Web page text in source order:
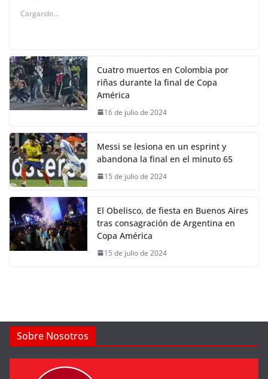
Cargando...
Cuatro muertos en Colombia por
riñas durante la final de Copa
América
16 de julio de 2024
Messi se lesiona en un esprint y
abandona la final en el minuto 65
15 de julio de 2024
El Obelisco, de fiesta en Buenos Aires
tras consagración de Argentina en
Copa América
15 de julio de 2024
Sobre Nosotros